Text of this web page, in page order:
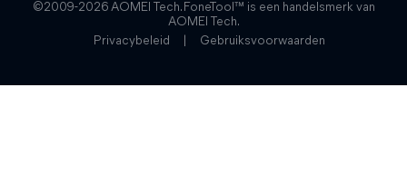
©2009-2026 AOMEI Tech. FoneTool™ is een handelsmerk van
AOMEI Tech.
Privacybeleid
Gebruiksvoorwaarden